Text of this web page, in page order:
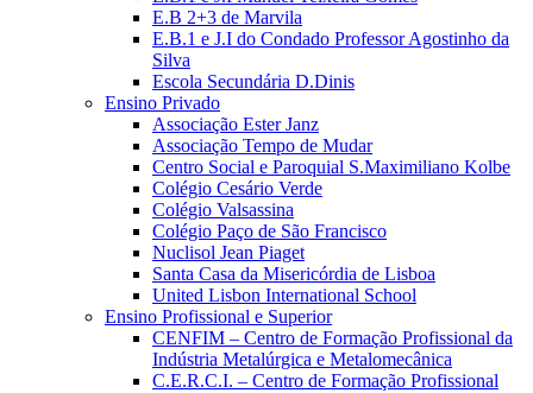
E.B 2+3 de Marvila
E.B.1 e J.I do Condado Professor Agostinho da
Silva
Escola Secundária D.Dinis
Ensino Privado
Associação Ester Janz
Associação Tempo de Mudar
Centro Social e Paroquial S.Maximiliano Kolbe
Colégio Cesário Verde
Colégio Valsassina
Colégio Paço de São Francisco
Nuclisol Jean Piaget
Santa Casa da Misericórdia de Lisboa
United Lisbon International School
Ensino Profissional e Superior
CENFIM – Centro de Formação Profissional da
Indústria Metalúrgica e Metalomecânica
C.E.R.C.I. – Centro de Formação Profissional